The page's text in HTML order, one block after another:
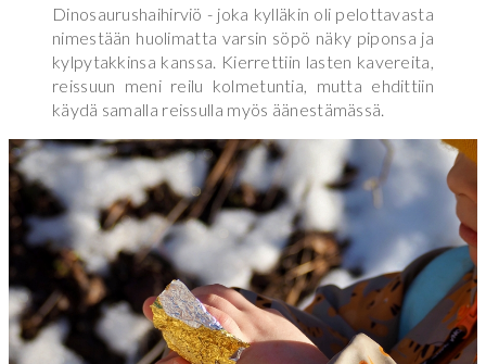
Dinosaurushaihirviö - joka kylläkin oli pelottavasta
nimestään huolimatta varsin söpö näky piponsa ja
kylpytakkinsa kanssa. Kierrettiin lasten kavereita,
reissuun meni reilu kolmetuntia, mutta ehdittiin
käydä samalla reissulla myös äänestämässä.